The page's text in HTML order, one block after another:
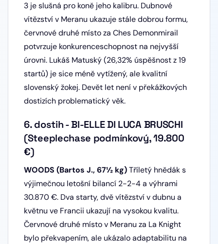
3 je slušná pro koně jeho kalibru. Dubnové
vítězství v Meranu ukazuje stále dobrou formu,
červnové druhé místo za Ches Demonmirail
potvrzuje konkurenceschopnost na nejvyšší
úrovni. Lukáš Matuský (26,32% úspěšnost z 19
startů) je sice méně vytížený, ale kvalitní
slovenský žokej. Devět let není v překážkových
dostizích problematický věk.
6. dostih - BI-ELLE DI LUCA BRUSCHI
(Steeplechase podmínkový, 19.800
€)
WOODS (Bartos J., 67½ kg)Tříletý hnědák s
výjimečnou letošní bilancí 2-2-4 a výhrami
30.870 €. Dva starty, dvě vítězství v dubnu a
květnu ve Francii ukazují na vysokou kvalitu.
Červnové druhé místo v Meranu za La Knight
bylo překvapením, ale ukázalo adaptabilitu na